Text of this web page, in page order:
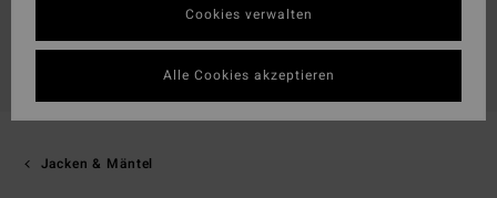
Jacken & Mäntel
Cookies verwalten
Alle Cookies akzeptieren